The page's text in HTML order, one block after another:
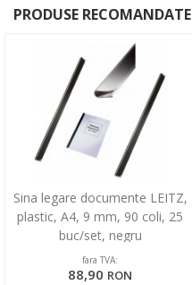
PRODUSE RECOMANDATE
Sina legare documente LEITZ,
plastic, A4, 9 mm, 90 coli, 25
buc/set, negru
fara TVA:
88,90 RON